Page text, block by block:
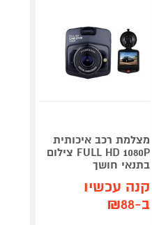
מצלמת רכב איכותית
FULL HD 1080P צילום
בתנאי חושך
קנה עכשיו
ב-₪88